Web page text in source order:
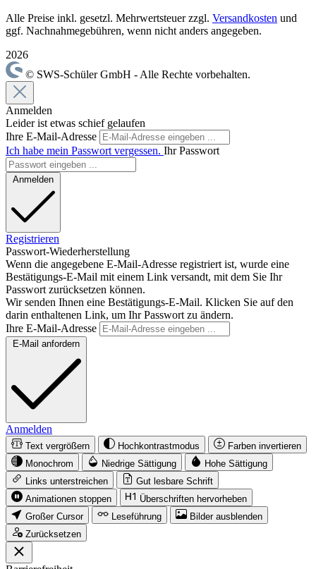
Alle Preise inkl. gesetzl. Mehrwertsteuer zzgl. Versandkosten und
ggf. Nachnahmegebühren, wenn nicht anders angegeben.
2026
© SWS-Schüler GmbH - Alle Rechte vorbehalten.
Anmelden
Leider ist etwas schief gelaufen
Ihre E-Mail-Adresse
Ich habe mein Passwort vergessen. Ihr Passwort
Anmelden
Registrieren
Passwort-Wiederherstellung
Wenn die angegebene E-Mail-Adresse registriert ist, wurde eine
Bestätigungs-E-Mail mit einem Link versandt, mit dem Sie Ihr
Passwort zurücksetzen können.
Wir senden Ihnen eine Bestätigungs-E-Mail. Klicken Sie auf den
darin enthaltenen Link, um Ihr Passwort zu ändern.
Ihre E-Mail-Adresse
E-Mail anfordern
Anmelden
Text vergrößern Hochkontrastmodus
Farben invertieren
Monochrom
Niedrige Sättigung
Hohe Sättigung
Links unterstreichen
Gut lesbare Schrift
Animationen stoppen
Überschriften hervorheben
Großer Cursor
Leseführung
Bilder ausblenden
Zurücksetzen